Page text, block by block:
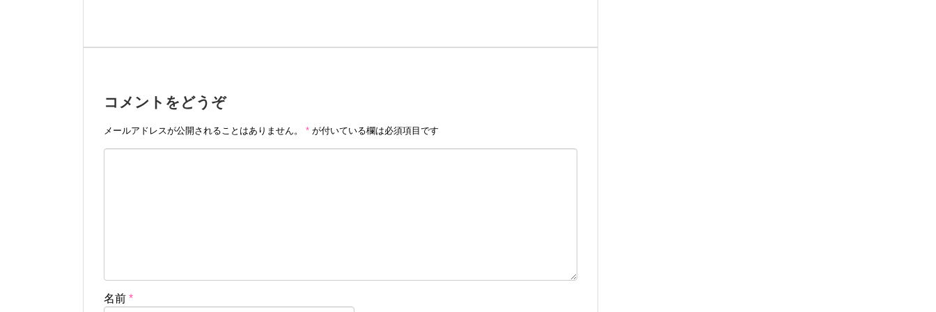
コメントをどうぞ
メールアドレスが公開されることはありません。 * が付いている欄は必須項目です
名前 *